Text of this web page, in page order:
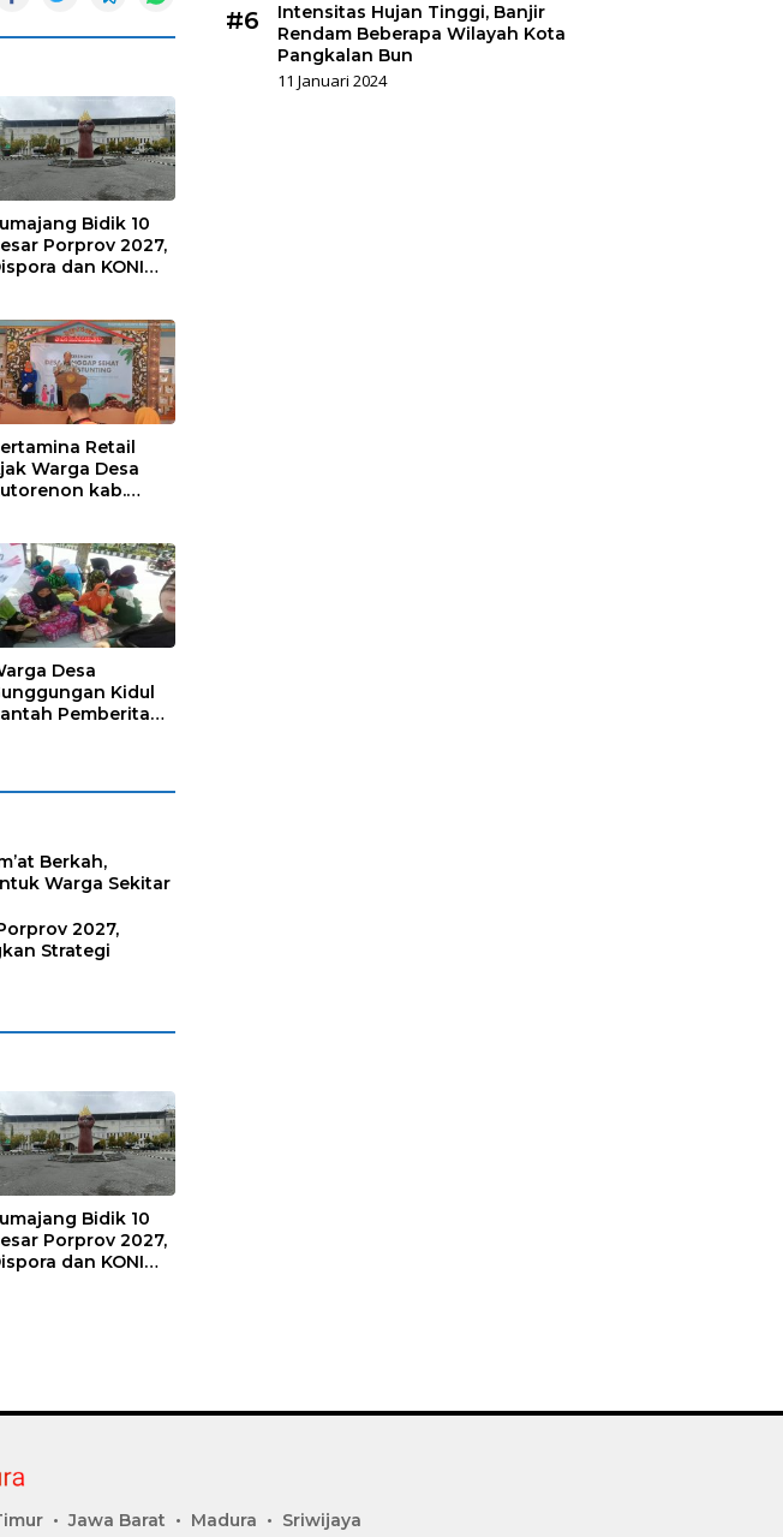
Bidik 10
Porprov 2027,
dan KONI
Retail
Warga Desa
kab.
Keadaan
Darurat
Desa
Kidul
Pemberitaan
Berkah,
Warga Sekitar
2027,
Strategi
Bidik 10
Porprov 2027,
dan KONI
#6
Intensitas Hujan Tinggi, Banjir
Rendam Beberapa Wilayah Kota
Pangkalan Bun
11 Januari 2024
Jawa Barat Madura Sriwijaya